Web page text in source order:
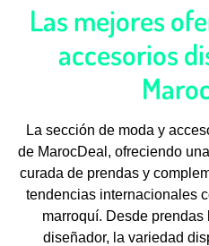
Las mejores
accesorios
La sección de moda y
de MarocDeal, ofreciendo
curada de prendas y
tendencias internacionales
marroquí. Desde
diseñador, la variedad